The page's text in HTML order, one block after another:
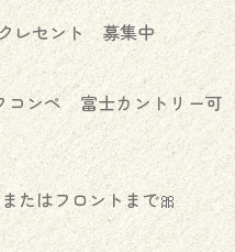
レセント 募集中
コンペ 富士カントリー可
たはフロントまで🎀